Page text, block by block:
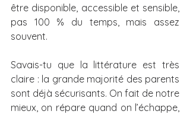
être disponible, accessible et sensible,
pas 100 % du temps, mais assez
souvent.
Savais-tu que la littérature est très
claire : la grande majorité des parents
sont déjà sécurisants. On fait de notre
mieux, on répare quand on l’échappe,